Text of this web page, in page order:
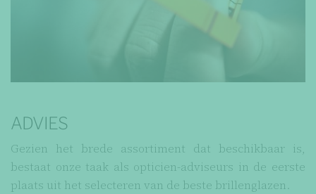
ADVIES
Gezien het brede assortiment dat beschikbaar is,
bestaat onze taak als opticien-adviseurs in de eerste
plaats uit het selecteren van de beste brillenglazen.